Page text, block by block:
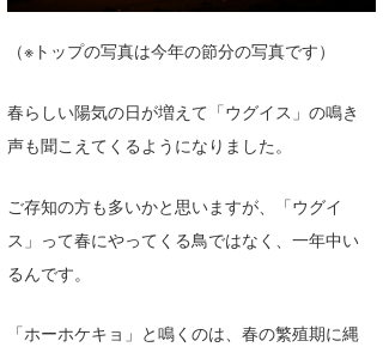
（※トップの写真は今年の節分の写真です）
春らしい陽気の日が増えて「ウグイス」の鳴き
声も聞こえてくるようになりました。
ご存知の方も多いかと思いますが、「ウグイ
ス」って春にやってくる鳥ではなく、一年中い
るんです。
「ホーホケキョ」と鳴くのは、春の繁殖期に縄
ライター/寄稿メディア
Core Surf Japan